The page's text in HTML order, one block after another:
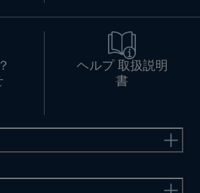
ヘルプ 取扱説明
書